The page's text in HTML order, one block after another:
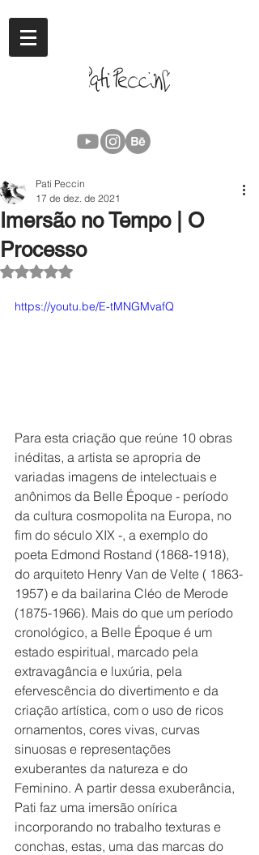
Imersão no Tempo | O
Processo
Pati Peccin
17 de dez. de 2021
Avaliado com NaN de 5 estrelas.
https://youtu.be/E-tMNGMvafQ
Para esta criação que reúne 10 obras
inéditas, a artista se apropria de
variadas imagens de intelectuais e
anônimos da Belle Époque - período
da cultura cosmopolita na Europa, no
fim do século XIX -, a exemplo do
poeta Edmond Rostand (1868-1918),
do arquiteto Henry Van de Velte ( 1863-
1957) e da bailarina Cléo de Merode
(1875-1966). Mais do que um período
cronológico, a Belle Époque é um
estado espiritual, marcado pela
extravagância e luxúria, pela
efervescência do divertimento e da
criação artística, com o uso de ricos
ornamentos, cores vivas, curvas
sinuosas e representações
exuberantes da natureza e do
Feminino. A partir dessa exuberância,
Pati faz uma imersão onírica
incorporando no trabalho texturas e
conchas, estas, uma das marcas do